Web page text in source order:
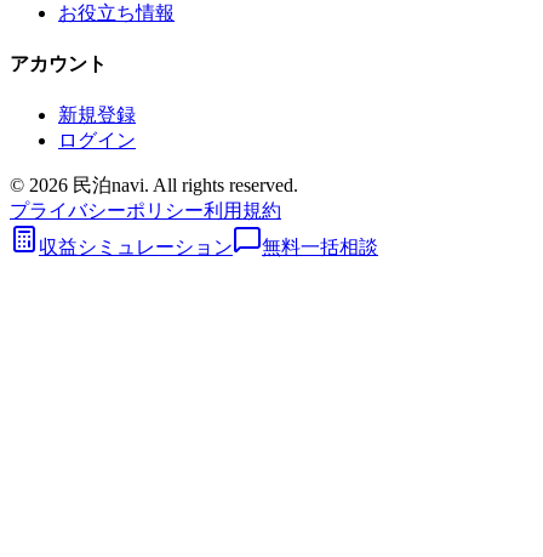
お役立ち情報
アカウント
新規登録
ログイン
© 2026 民泊navi. All rights reserved.
プライバシーポリシー利用規約
収益シミュレーション
無料一括相談